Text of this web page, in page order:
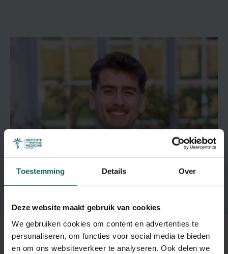
Toestemming Details Over
Deze website maakt gebruik van cookies
We gebruiken cookies om content en advertenties te
personaliseren, om functies voor social media te bieden
en om ons websiteverkeer te analyseren. Ook delen we
Schrijf je in